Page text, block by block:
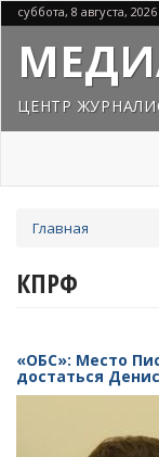
Перейти
к
основному
содержанию
суббота, 8 августа,
ЦЕНТР
здесь
Главная
КПРФ
«ОБС»: Место
достаться